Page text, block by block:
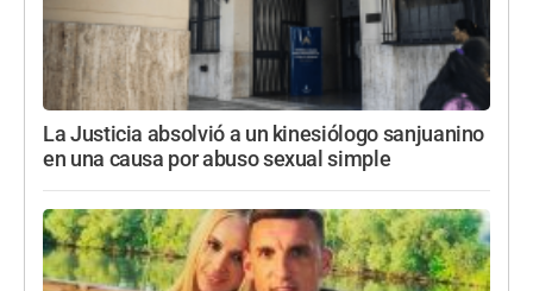
La Justicia absolvió a un kinesiólogo sanjuanino
en una causa por abuso sexual simple